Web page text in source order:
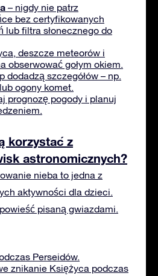
– nigdy nie patrz
bez certyfikowanych
lub filtra słonecznego do
deszcze meteorów i
obserwować gołym okiem.
dodadzą szczegółów – np.
ogony komet.
prognozę pogody i planuj
korzystać z
astronomicznych?
nieba to jedna z
aktywności dla dzieci.
pisaną gwiazdami.
Perseidów.
znikanie Księżyca podczas